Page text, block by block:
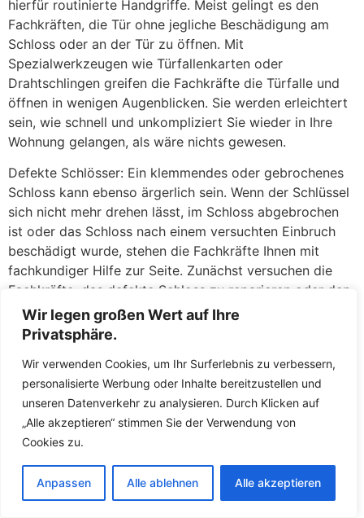
Wir legen großen Wert auf Ihre
Privatsphäre.
Wir verwenden Cookies, um Ihr Surferlebnis zu verbessern,
personalisierte Werbung oder Inhalte bereitzustellen und
unseren Datenverkehr zu analysieren. Durch Klicken auf
„Alle akzeptieren“ stimmen Sie der Verwendung von
Cookies zu.
Anpassen Alle ablehnen Alle akzeptieren
hierfür routinierte Handgriffe. Meist gelingt es den
Fachkräften, die Tür ohne jegliche Beschädigung am
Schloss oder an der Tür zu öffnen. Mit
Spezialwerkzeugen wie Türfallenkarten oder
Drahtschlingen greifen die Fachkräfte die Türfalle und
öffnen in wenigen Augenblicken. Sie werden erleichtert
sein, wie schnell und unkompliziert Sie wieder in Ihre
Wohnung gelangen, als wäre nichts gewesen.
Defekte Schlösser: Ein klemmendes oder gebrochenes
Schloss kann ebenso ärgerlich sein. Wenn der Schlüssel
sich nicht mehr drehen lässt, im Schloss abgebrochen
ist oder das Schloss nach einem versuchten Einbruch
beschädigt wurde, stehen die Fachkräfte Ihnen mit
fachkundiger Hilfe zur Seite. Zunächst versuchen die
Fachkräfte, das defekte Schloss zu reparieren oder den
abgebrochenen Schlüssel zu entfernen. Gelingt dies
nicht oder ist die Sicherheit nicht mehr gewährleistet,
gegen ein neues aus. So müssen Sie keine Sorgen
haben, über Nacht mit einer unverschlossenen Tür
dazustehen. Die Fachkräfte führen hochwertige
Ersatzschlösser mit und sorgen dafür, dass Ihr Zuhause
umgehend wieder sicher abschließt.
Der Schlüsselnotdienst in Heimsheim ist darauf
ausgerichtet, Ihnen in Notsituationen schnell und fair zu